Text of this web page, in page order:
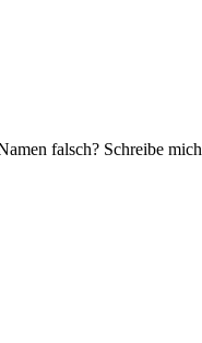
falsch? Schreibe mich